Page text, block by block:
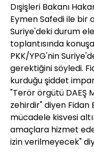
Dışişleri Bakanı
Eymen Safedi ile bir
Suriye'deki durum
toplantısında
PKK/YPG'nin
gerektiğini söyledi.
kurduğu şiddet
"Terör örgütü DAEŞ
zehirdir" diyen Fidan
mücadele kisvesi
amaçlara hizmet
izin verilmeyecek"